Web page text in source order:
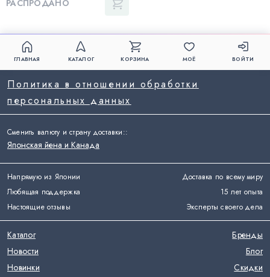
РАСПРОДАНО
ГЛАВНАЯ КАТАЛОГ КОРЗИНА МОЁ ВОЙТИ
Напрямую из Японии
Доставка по всему миру
Любящая поддержка
15 лет опыта
Настоящие отзывы
Эксперты своего дела
Политика в отношении обработки
персональных данных
Каталог
Бренды
Новости
Блог
Новинки
Скидки
Сменить валюту и страну доставки::
Японская йена и Канада